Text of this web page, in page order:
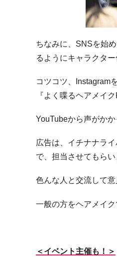
ちなみに、SNSを始
るようにキャラクタ
コツコツ、Instagram
『よく喋るヘアメイ
YouTubeから声がか
広告は、イチナナラ
で、担当させてもらい
色んな人と交流して
一般の方をヘアメイ
＜イベント主催も！＞